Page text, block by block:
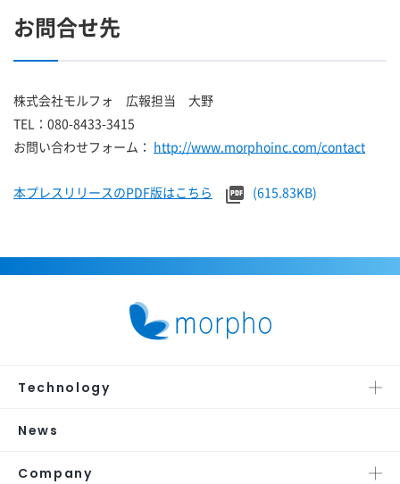
お問合せ先
株式会社モルフォ 広報担当 大野
TEL：080-8433-3415
お問い合わせフォーム： http://www.morphoinc.com/contact
本プレスリリースのPDF版はこちら (615.83KB)
Technology
News
Company